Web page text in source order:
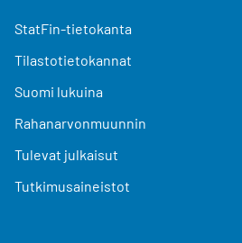
StatFin-tietokanta
Tilastotietokannat
Suomi lukuina
Rahanarvonmuunnin
Tulevat julkaisut
Tutkimusaineistot